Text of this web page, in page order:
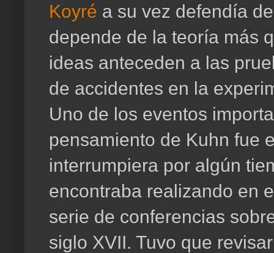
Koyré a su vez defendía
depende de la teoría más
ideas anteceden a las
de accidentes en la
Uno de los eventos
pensamiento de Kuhn fue
interrumpiera por algún
encontraba realizando en
serie de conferencias
siglo XVII. Tuvo que